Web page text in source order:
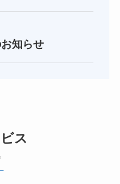
知らせ
ス